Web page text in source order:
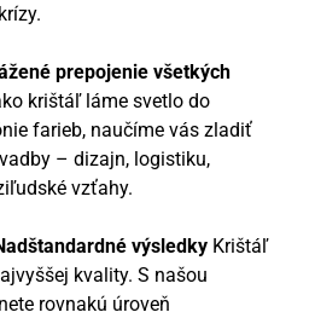
prepojenie všetkých
krištáľ láme svetlo do
farieb, naučíme vás zladiť
– dizajn, logistiku,
vzťahy.
výsledky Krištáľ
kvality. S našou
rovnakú úroveň